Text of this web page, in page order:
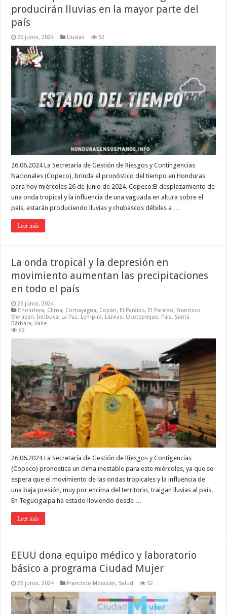
producirán lluvias en la mayor parte del
país
26 junio, 2024 Lluvias 52
26.06.2024 La Secretaría de Gestión de Riesgos y Contingencias
Nacionales (Copeco), brinda el pronóstico del tiempo en Honduras
para hoy miércoles 26 de Junio de 2024. Copeco:El desplazamiento de
una onda tropical y la influencia de una vaguada en altura sobre el
país, estarán produciendo lluvias y chubascos débiles a …
Leer más
La onda tropical y la depresión en
movimiento aumentan las precipitaciones
en todo el país
26 junio, 2024
Choluteca, Clima, Comayagua, Copán, El Paraiso, El Paraíso, Francisco
Morazán,Intibucá, La Paz, Lempira, Lluvias, Ocotepeque, Pais, Santa
Bárbara,Valle
59
26.06.2024 La Secretaría de Gestión de Riesgos y Contigencias
(Copeco) pronostica un clima inestable para este miércoles, ya que se
espera que el movimiento de las ondas tropicales y la influencia de
una baja presión, muy por encima del territorio, traigan lluvias al país.
En Tegucigalpa ha estado lloviendo desde …
Leer más
EEUU dona equipo médico y laboratorio
básico a programa Ciudad Mujer
26 junio, 2024 Francisco Morazán, Salud 52